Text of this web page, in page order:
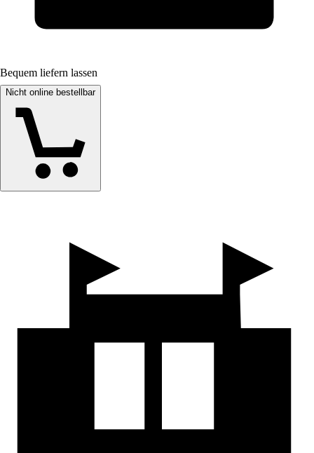
Bequem liefern lassen
Nicht online bestellbar